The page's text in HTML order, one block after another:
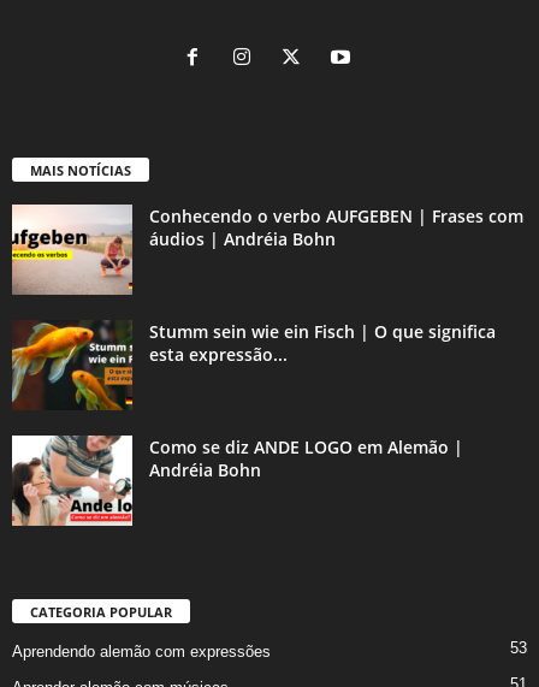
MAIS NOTÍCIAS
Conhecendo o verbo AUFGEBEN | Frases com
áudios | Andréia Bohn
Stumm sein wie ein Fisch | O que significa
esta expressão...
Como se diz ANDE LOGO em Alemão |
Andréia Bohn
CATEGORIA POPULAR
Aprendendo alemão com expressões 53